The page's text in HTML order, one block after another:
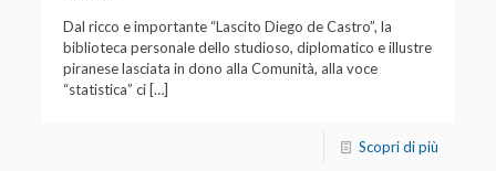
Dal ricco e importante “Lascito Diego de Castro”, la
biblioteca personale dello studioso, diplomatico e illustre
piranese lasciata in dono alla Comunità, alla voce
“statistica” ci[…]
Scopri di più